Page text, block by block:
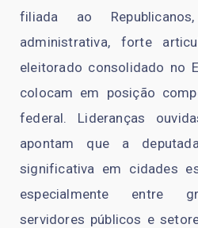
filiada ao
administrativa, forte
eleitorado consolidado no
colocam em posição
federal. Lideranças
apontam que a
significativa em cidades
especialmente entre
servidores públicos e